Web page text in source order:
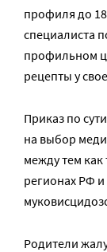
профиля до
специалиста
профильном
рецепты у
Приказ по
на выбор
между тем как
регионах РФ
Родители